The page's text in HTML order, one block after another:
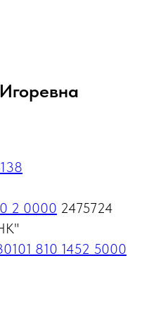
2 0000 2475724
810 1452 5000